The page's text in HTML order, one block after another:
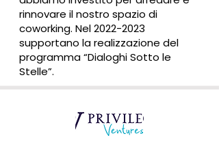
rinnovare il nostro spazio di
coworking. Nel2022-2023
supportano la realizzazione del
programma “Dialoghi Sotto le
Stelle”.